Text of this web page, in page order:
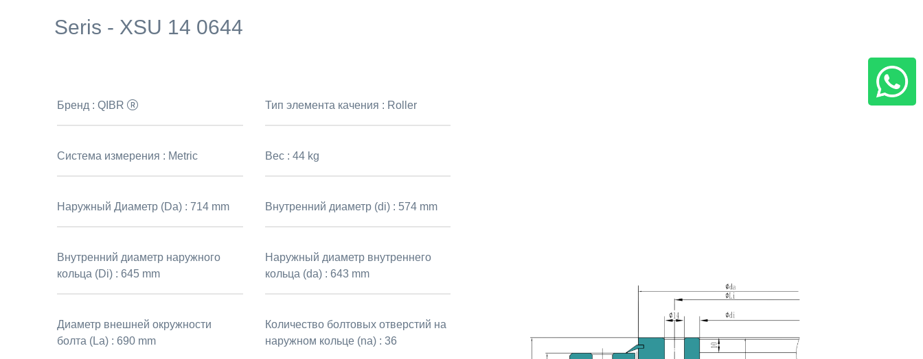
Seris - XSU 14 0644
Бренд :QIBR Тип элемента качения : Roller
Система измерения : Metric Вес : 44 kg
Наружный Диаметр (Da) :714 mm Внутренний диаметр (di) : 574 mm
Внутренний диаметр наружного
кольца (Di) :645 mm
Наружный диаметр внутреннего
кольца (da) : 643 mm
Диаметр внешней окружности
болта (La) :690 mm
Количество болтовых отверстий на
наружном кольце (na) : 36